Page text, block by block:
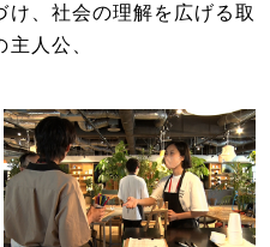
、社会の理解を広げる取
人公、